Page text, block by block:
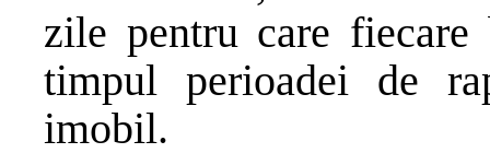
zile pentru care
timpul perioadei de
imobil.